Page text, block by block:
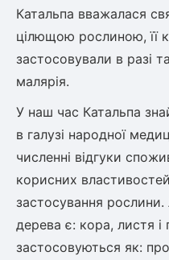
Катальпа вважалася
цілющою рослиною, її
застосовували в разі
малярія.
У наш час Катальпа
в галузі народної
численні відгуки
корисних
застосування
дерева є: кора, листя і
застосовуються як: